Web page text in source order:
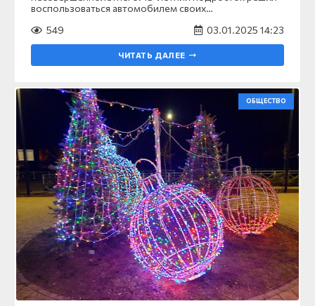
воспользоваться автомобилем своих…
549
03.01.2025 14:23
ЧИТАТЬ ДАЛЕЕ
ОБЩЕСТВО